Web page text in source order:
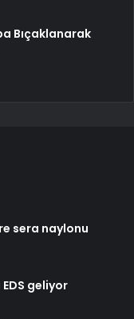
Bıçaklanarak
sera naylonu
geliyor